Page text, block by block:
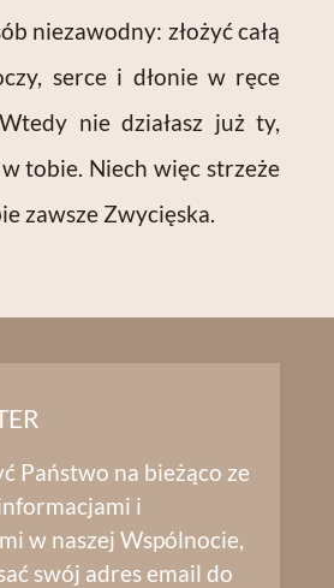
niezawodny: złożyć całą
serce i dłonie w ręce
nie działasz już ty,
w tobie. Niech więc strzeże
zawsze Zwycięska.
Państwo na bieżąco ze
i
w naszej Wspólnocie,
swój adres email do